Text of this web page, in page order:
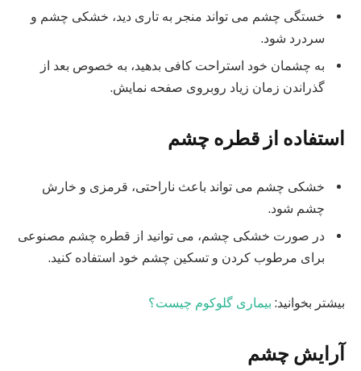
خستگی چشم می تواند منجر به تاری دید، خشکی چشم و
سردرد شود.
به چشمان خود استراحت کافی بدهید، به خصوص بعد از
گذراندن زمان زیاد روبروی صفحه نمایش.
استفاده از قطره چشم
خشکی چشم می تواند باعث ناراحتی، قرمزی و خارش
چشم شود.
در صورت خشکی چشم، می توانید از قطره چشم مصنوعی
برای مرطوب کردن و تسکین چشم خود استفاده کنید.
بیشتر بخوانید: بیماری گلوکوم چیست؟
آرایش چشم